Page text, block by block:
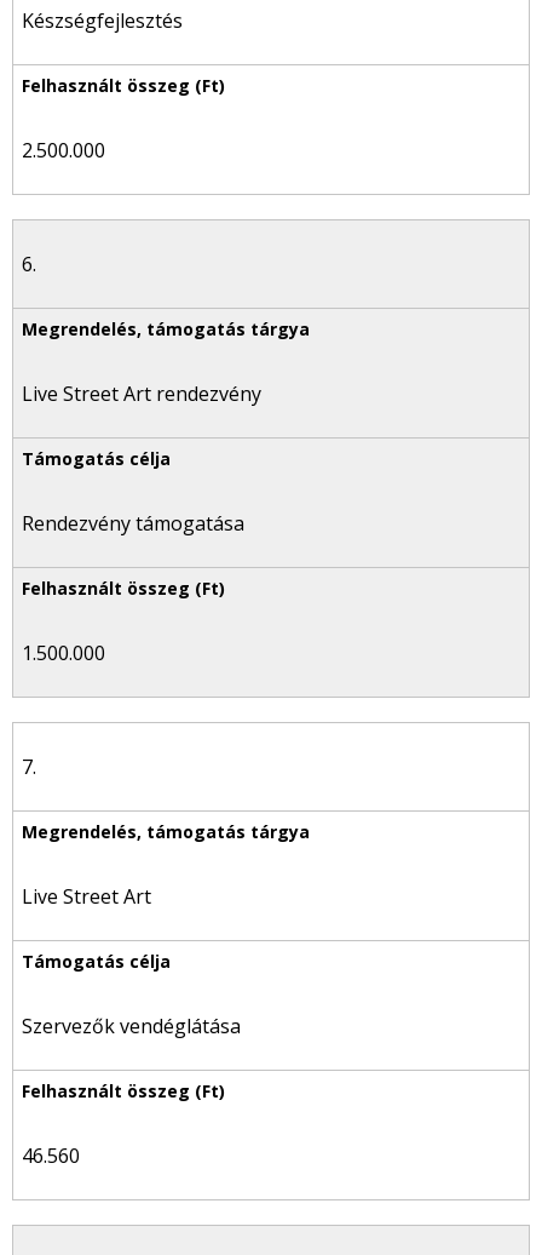
Készségfejlesztés
2.500.000
6.
Live Street Art rendezvény
Rendezvény támogatása
1.500.000
7.
Live Street Art
Szervezők vendéglátása
46.560